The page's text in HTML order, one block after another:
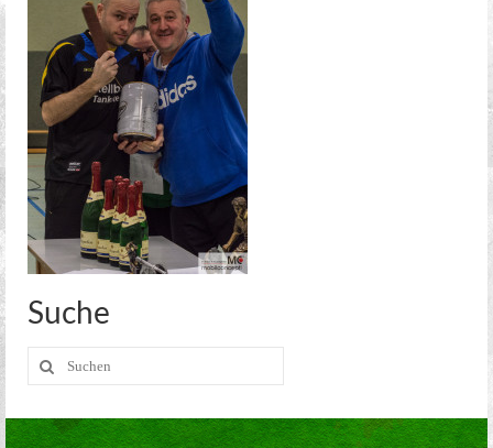
Alte Herren
Jugend
Aerobic
Kegeln
Kegel Clubs
Kegel Clubs im Detail
Trainingszeiten und Ansprechpartner
Meisterschaft
Verein
Suche
Suche
nach: